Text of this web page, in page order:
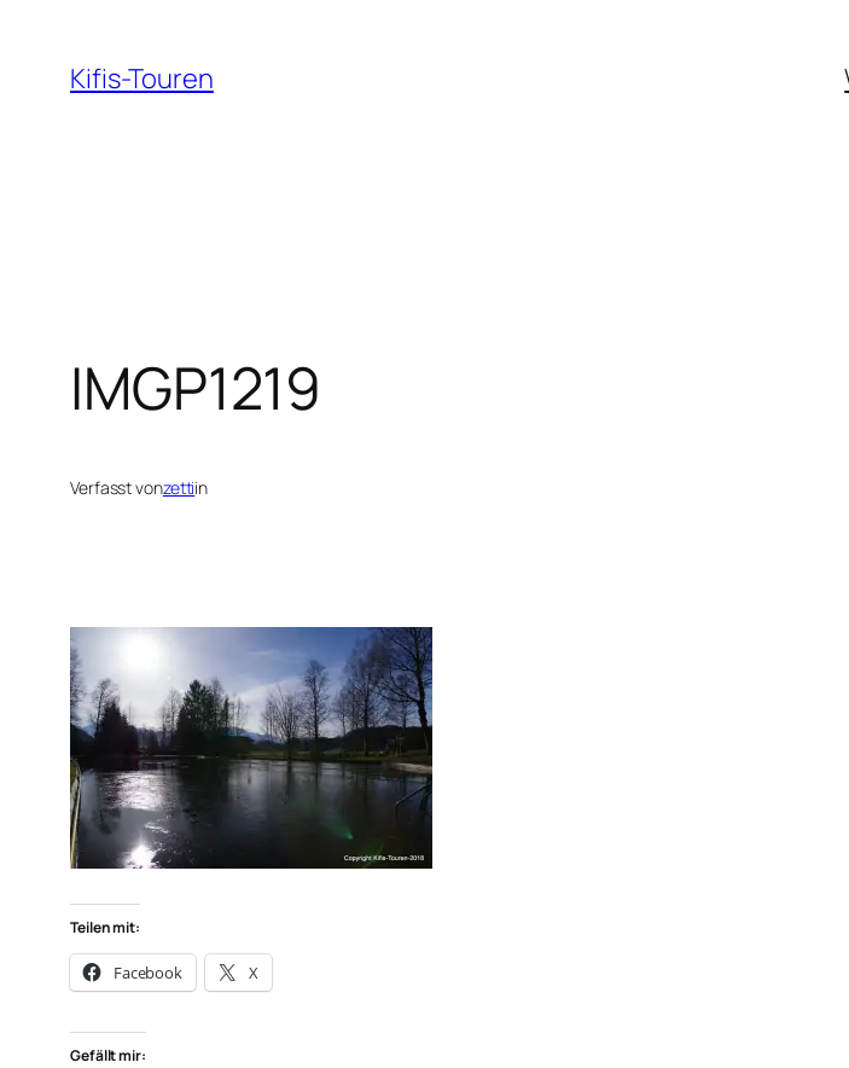
Inhalt
springen
Kifis-Touren
IMGP1219
Verfasst vonzettiin
Teilen mit:
Facebook X
Gefällt mir: